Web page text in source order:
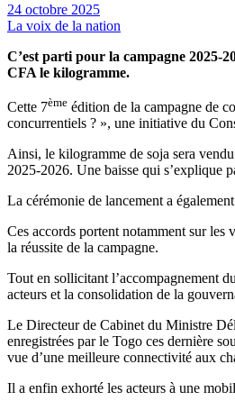
24 octobre 2025
La voix de la nation
C’est parti pour la campagne 2025-
CFA le kilogramme.
Cette 7ème édition de la campagne de
concurrentiels ? », une initiative du
Ainsi, le kilogramme de soja sera
2025-2026. Une baisse qui s’explique
La cérémonie de lancement a
Ces accords portent notamment sur les
la réussite de la campagne.
Tout en sollicitant l’accompagnement
acteurs et la consolidation de la
Le Directeur de Cabinet du Ministre
enregistrées par le Togo ces dernière
vue d’une meilleure connectivité aux
Il a enfin exhorté les acteurs à une